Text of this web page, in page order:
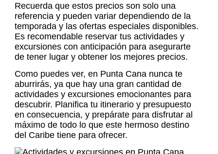
Recuerda que estos precios son solo una
referencia y pueden variar dependiendo de la
temporada y las ofertas especiales disponibles.
Es recomendable reservar tus actividades y
excursiones con anticipación para asegurarte
de tener lugar y obtener los mejores precios.
Como puedes ver, en Punta Cana nunca te
aburrirás, ya que hay una gran cantidad de
actividades y excursiones emocionantes para
descubrir. Planifica tu itinerario y presupuesto
en consecuencia, y prepárate para disfrutar al
máximo de todo lo que este hermoso destino
del Caribe tiene para ofrecer.